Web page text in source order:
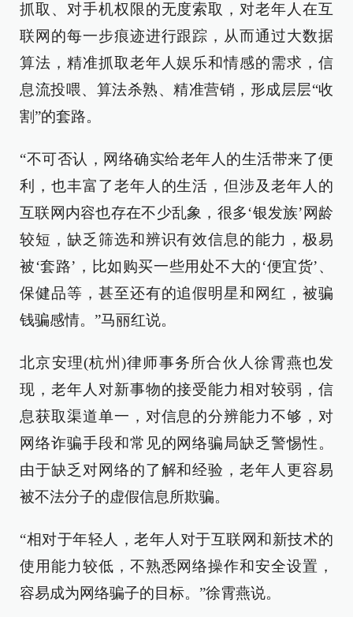
抓取、对手机权限的无度索取，对老年人在互
联网的每一步痕迹进行跟踪，从而通过大数据
算法，精准抓取老年人娱乐和情感的需求，信
息流投喂、算法杀熟、精准营销，形成层层“收
割”的套路。
“不可否认，网络确实给老年人的生活带来了便
利，也丰富了老年人的生活，但涉及老年人的
互联网内容也存在不少乱象，很多‘银发族’网龄
较短，缺乏筛选和辨识有效信息的能力，极易
被‘套路’，比如购买一些用处不大的‘便宜货’、
保健品等，甚至还有的追假明星和网红，被骗
钱骗感情。”马丽红说。
北京安理(杭州)律师事务所合伙人徐霄燕也发
现，老年人对新事物的接受能力相对较弱，信
息获取渠道单一，对信息的分辨能力不够，对
网络诈骗手段和常见的网络骗局缺乏警惕性。
由于缺乏对网络的了解和经验，老年人更容易
被不法分子的虚假信息所欺骗。
“相对于年轻人，老年人对于互联网和新技术的
使用能力较低，不熟悉网络操作和安全设置，
容易成为网络骗子的目标。”徐霄燕说。